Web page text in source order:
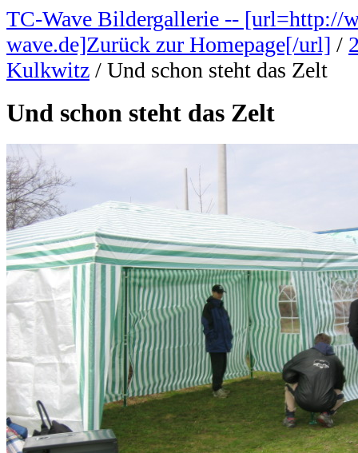
TC-Wave Bildergallerie -- [url=http://
wave.de]Zurück zur Homepage[/url] /
Kulkwitz / Und schon steht das Zelt
Und schon steht das Zelt